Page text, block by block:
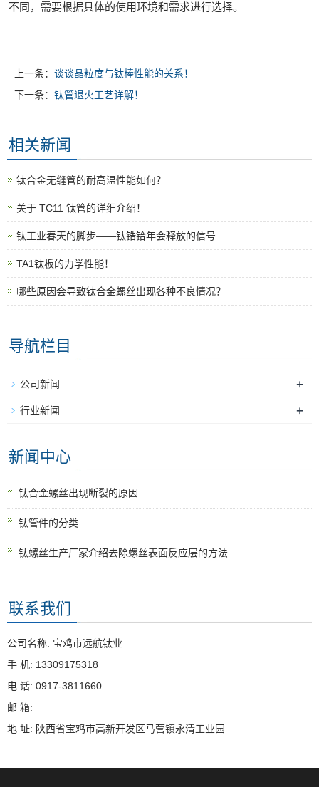
不同，需要根据具体的使用环境和需求进行选择。
上一条： 谈谈晶粒度与钛棒性能的关系！
下一条： 钛管退火工艺详解！
相关新闻
钛合金无缝管的耐高温性能如何？
关于 TC11 钛管的详细介绍！
钛工业春天的脚步——钛锆铪年会释放的信号
TA1钛板的力学性能！
哪些原因会导致钛合金螺丝出现各种不良情况？
导航栏目
公司新闻 +
行业新闻 +
新闻中心
钛合金螺丝出现断裂的原因
钛管件的分类
钛螺丝生产厂家介绍去除螺丝表面反应层的方法
联系我们
公司名称: 宝鸡市远航钛业
手 机: 13309175318
电 话: 0917-3811660
邮 箱:
地 址: 陕西省宝鸡市高新开发区马营镇永清工业园